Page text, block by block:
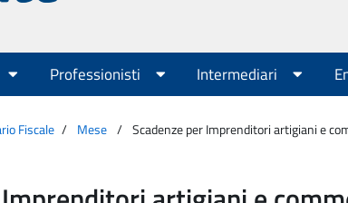
Professionisti Intermediari
Fiscale Mese Scadenze per Imprenditori artigiani e